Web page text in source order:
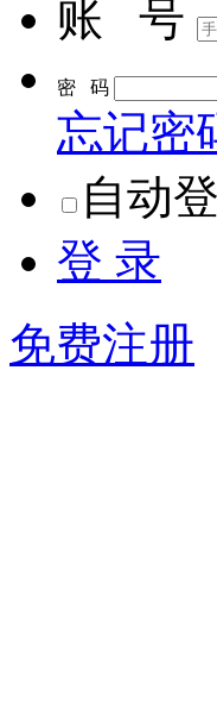
账 号
密 码
忘记密
自动
登 录
免费注册